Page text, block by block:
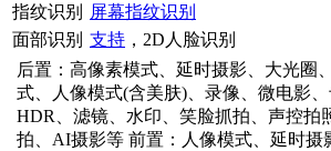
指纹识别
屏幕指纹识别
面部识别 支持 ，2D人脸识别
后置：高像素模式、延时摄影、大光圈
式、人像模式(含美肤)、录像、微电影、
HDR、滤镜、水印、笑脸抓拍、声控拍
拍、AI摄影等 前置：人像模式、延时摄